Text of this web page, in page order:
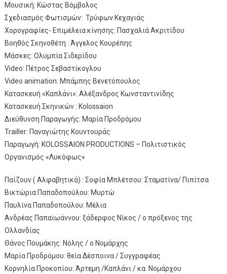
Μουσική: Κώστας Βόμβολος
Σχεδιασμός Φωτισμών: Τρύφων Κεχαγιάς
Χορογραφίες- Επιμέλεια κίνησης: Πασχαλιά Ακριτίδου
Βοηθός Σκηνοθέτη : Άγγελος Κουρέπης
Μάσκες: Ολυμπία Σιδερίδου
Video: Πέτρος Σεβαστίκογλου
Video animation: Μπάμπης Βενετόπουλος
Κατασκευή «Καπλάνι»: Αλέξανδρος Κωνσταντινίδης
Κατασκευή Σκηνικών : Kolossaion
Διεύθυνση Παραγωγής: Μαρία Προδρόμου
Trailler: Παναγιώτης Κουντουράς
Παραγωγή: KOLOSSAION PRODUCTIONS – Πολιτιστικός
Οργανισμός «Λυκόφως»
Παίζουν ( Αλφαβητικά) : Σοφία Μπλέτσου: Σταματίνα/ Πιπίτσα
Βικτώρια Παπαδοπούλου: Μυρτώ
Παυλίνα Παπαδοπούλου: Μέλια
Ανδρέας Παπαϊωάννου: ξάδερφος Νίκος / ο πρόξενος της
Ολλανδίας
Θάνος Πουμάκης: Νόλης / ο Νομάρχης
Μαρία Προδρόμου: θεία Δέσποινα / Συγγραφέας​​​​​​​
Κορνηλία Προκοπίου: Άρτεμη /Καπλάνι / κα. Νομάρχου